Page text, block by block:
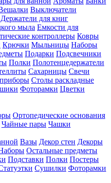
Выключатели
Держатели для книг
мыла Емкости для
контроллеры Ковры
Крючки Мыльницы Наборы
Подарки Подсвечники
Полки Полотенцедержатели
Сахарницы Свечи
Столы раскладные
Фоторамки Цветки
Ортопедические основания
Чайные пары Чашки
Вазы Декор стен Декоры
Остальные предметы
Подставки Полки Постеры
Сушилки Фоторамки